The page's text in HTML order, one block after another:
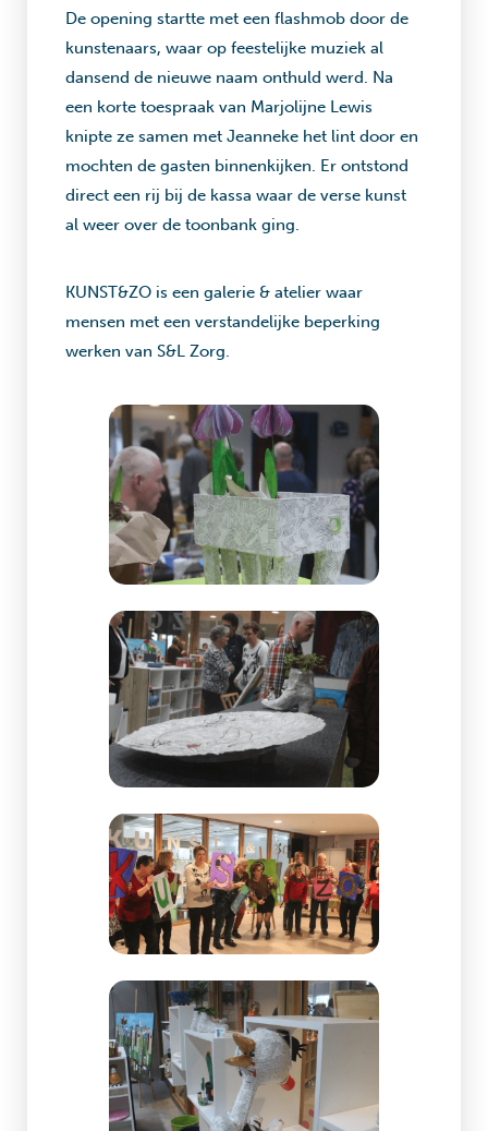
De opening startte met een flashmob door de
kunstenaars, waar op feestelijke muziek al
dansend de nieuwe naam onthuld werd. Na
een korte toespraak van Marjolijne Lewis
knipte ze samen met Jeanneke het lint door en
mochten de gasten binnenkijken. Er ontstond
direct een rij bij de kassa waar de verse kunst
al weer over de toonbank ging.
KUNST&ZO is een galerie & atelier waar
mensen met een verstandelijke beperking
werken van S&L Zorg.